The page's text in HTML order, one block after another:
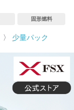
固形燃料
〉 少量パック